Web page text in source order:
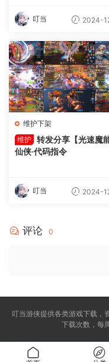
叮当 2024-
维护下架
维护 转发分享【光速魔
仙侠·代码指令
叮当 2024-
评论 0
叮当游侠提供各类游戏下载，
下载次数，每